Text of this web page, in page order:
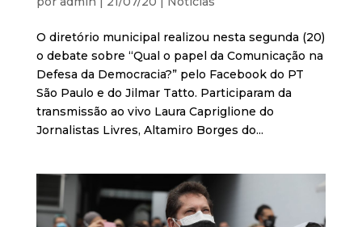
O diretório municipal realizou nesta segunda (20)
o debate sobre “Qual o papel da Comunicação na
Defesa da Democracia?” pelo Facebook do PT
São Paulo e do Jilmar Tatto. Participaram da
transmissão ao vivo Laura Capriglione do
Jornalistas Livres, Altamiro Borges do...